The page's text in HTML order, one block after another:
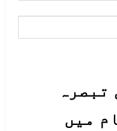
تبصرہ
میں